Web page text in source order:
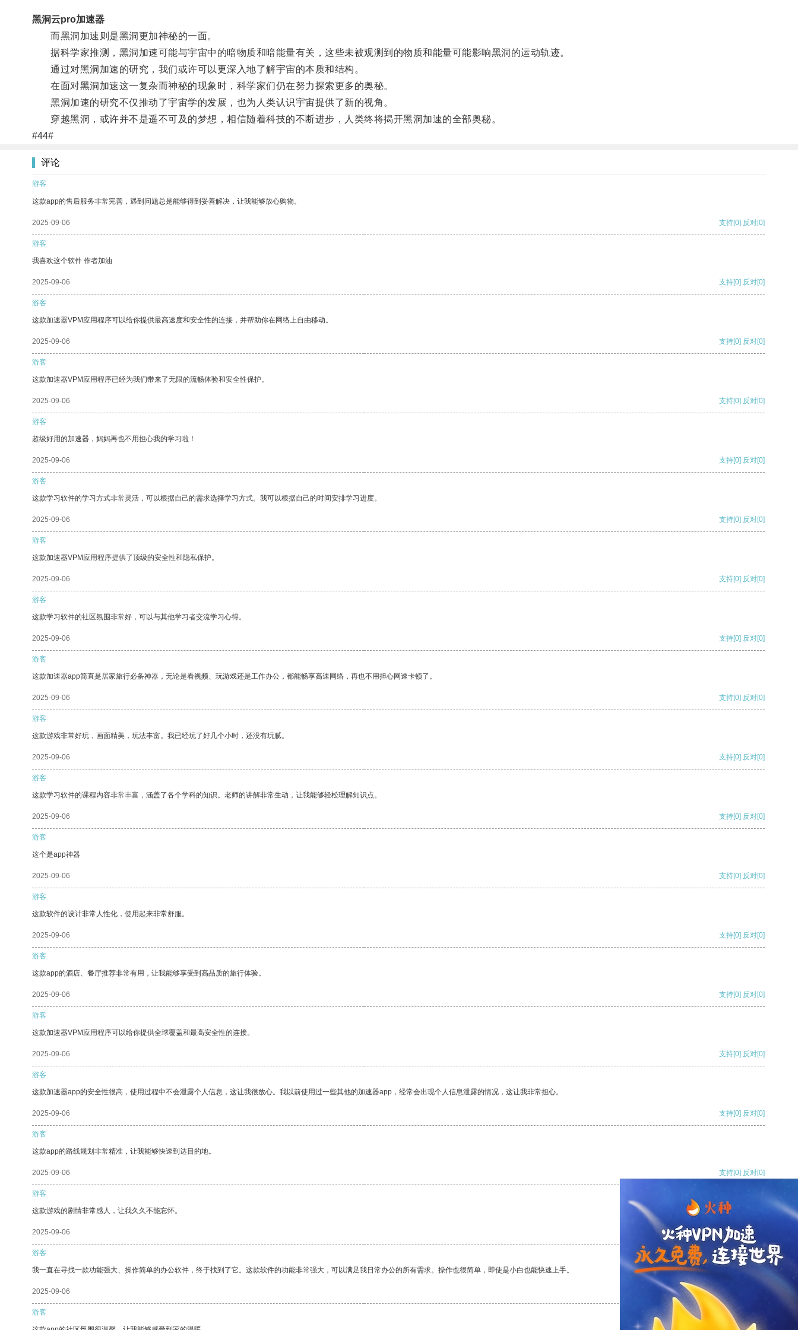
黑洞云pro加速器
而黑洞加速则是黑洞更加神秘的一面。
据科学家推测，黑洞加速可能与宇宙中的暗物质和暗能量有关，这些未被观测到的物质和能量可能影响黑洞的运动轨迹。
通过对黑洞加速的研究，我们或许可以更深入地了解宇宙的本质和结构。
在面对黑洞加速这一复杂而神秘的现象时，科学家们仍在努力探索更多的奥秘。
黑洞加速的研究不仅推动了宇宙学的发展，也为人类认识宇宙提供了新的视角。
穿越黑洞，或许并不是遥不可及的梦想，相信随着科技的不断进步，人类终将揭开黑洞加速的全部奥秘。
#44#
评论
游客
这款app的售后服务非常完善，遇到问题总是能够得到妥善解决，让我能够放心购物。
2025-09-06 支持[0] 反对[0]
游客
我喜欢这个软件 作者加油
2025-09-06 支持[0] 反对[0]
游客
这款加速器VPM应用程序可以给你提供最高速度和安全性的连接，并帮助你在网络上自由移动。
2025-09-06 支持[0] 反对[0]
游客
这款加速器VPM应用程序已经为我们带来了无限的流畅体验和安全性保护。
2025-09-06 支持[0] 反对[0]
游客
超级好用的加速器，妈妈再也不用担心我的学习啦！
2025-09-06 支持[0] 反对[0]
游客
这款学习软件的学习方式非常灵活，可以根据自己的需求选择学习方式。我可以根据自己的时间安排学习进度。
2025-09-06 支持[0] 反对[0]
游客
这款加速器VPM应用程序提供了顶级的安全性和隐私保护。
2025-09-06 支持[0] 反对[0]
游客
这款学习软件的社区氛围非常好，可以与其他学习者交流学习心得。
2025-09-06 支持[0] 反对[0]
游客
这款加速器app简直是居家旅行必备神器，无论是看视频、玩游戏还是工作办公，都能畅享高速网络，再也不用担心网速卡顿了。
2025-09-06 支持[0] 反对[0]
游客
这款游戏非常好玩，画面精美，玩法丰富。我已经玩了好几个小时，还没有玩腻。
2025-09-06 支持[0] 反对[0]
游客
这款学习软件的课程内容非常丰富，涵盖了各个学科的知识。老师的讲解非常生动，让我能够轻松理解知识点。
2025-09-06 支持[0] 反对[0]
游客
这个是app神器
2025-09-06 支持[0] 反对[0]
游客
这款软件的设计非常人性化，使用起来非常舒服。
2025-09-06 支持[0] 反对[0]
游客
这款app的酒店、餐厅推荐非常有用，让我能够享受到高品质的旅行体验。
2025-09-06 支持[0] 反对[0]
游客
这款加速器VPM应用程序可以给你提供全球覆盖和最高安全性的连接。
2025-09-06 支持[0] 反对[0]
游客
这款加速器app的安全性很高，使用过程中不会泄露个人信息，这让我很放心。我以前使用过一些其他的加速器app，经常会出现个人信息泄露的情况，这让我非常担心。
2025-09-06 支持[0] 反对[0]
游客
这款app的路线规划非常精准，让我能够快速到达目的地。
2025-09-06 支持[0] 反对[0]
游客
这款游戏的剧情非常感人，让我久久不能忘怀。
2025-09-06 支持[0] 反对
游客
我一直在寻找一款功能强大、操作简单的办公软件，终于找到了它。这款软件的功能非常强大，可以满足我日常办公的所有需求。操作也很简单，即使是小白也能快速上手。
2025-09-06 支持
游客